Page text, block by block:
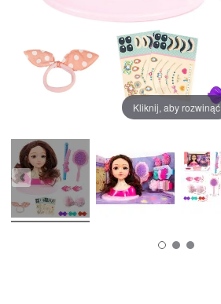
Kliknij, aby rozwinąć